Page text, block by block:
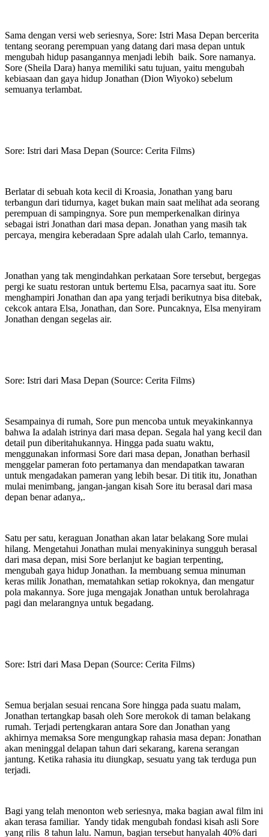
Sama dengan versi web seriesnya, Sore: Istri Masa Depan bercerita
tentang seorang perempuan yang datang dari masa depan untuk
mengubah hidup pasangannya menjadi lebih baik. Sore namanya.
Sore (Sheila Dara) hanya memiliki satu tujuan, yaitu mengubah
kebiasaan dan gaya hidup Jonathan (Dion Wiyoko) sebelum
semuanya terlambat.
Sore: Istri dari Masa Depan (Source: Cerita Films)
Berlatar di sebuah kota kecil di Kroasia, Jonathan yang baru
terbangun dari tidurnya, kaget bukan main saat melihat ada seorang
perempuan di sampingnya. Sore pun memperkenalkan dirinya
sebagai istri Jonathan dari masa depan. Jonathan yang masih tak
percaya, mengira keberadaan Spre adalah ulah Carlo, temannya.
Jonathan yang tak mengindahkan perkataan Sore tersebut, bergegas
pergi ke suatu restoran untuk bertemu Elsa, pacarnya saat itu. Sore
menghampiri Jonathan dan apa yang terjadi berikutnya bisa ditebak,
cekcok antara Elsa, Jonathan, dan Sore. Puncaknya, Elsa menyiram
Jonathan dengan segelas air.
Sore: Istri dari Masa Depan (Source: Cerita Films)
Sesampainya di rumah, Sore pun mencoba untuk meyakinkannya
bahwa Ia adalah istrinya dari masa depan. Segala hal yang kecil dan
detail pun diberitahukannya. Hingga pada suatu waktu,
menggunakan informasi Sore dari masa depan, Jonathan berhasil
menggelar pameran foto pertamanya dan mendapatkan tawaran
untuk mengadakan pameran yang lebih besar. Di titik itu, Jonathan
mulai menimbang, jangan-jangan kisah Sore itu berasal dari masa
depan benar adanya,.
Satu per satu, keraguan Jonathan akan latar belakang Sore mulai
hilang. Mengetahui Jonathan mulai menyakininya sungguh berasal
dari masa depan, misi Sore berlanjut ke bagian terpenting,
mengubah gaya hidup Jonathan. Ia membuang semua minuman
keras milik Jonathan, mematahkan setiap rokoknya, dan mengatur
pola makannya. Sore juga mengajak Jonathan untuk berolahraga
pagi dan melarangnya untuk begadang.
Sore: Istri dari Masa Depan (Source: Cerita Films)
Semua berjalan sesuai rencana Sore hingga pada suatu malam,
Jonathan tertangkap basah oleh Sore merokok di taman belakang
rumah. Terjadi pertengkaran antara Sore dan Jonathan yang
akhirnya memaksa Sore mengungkap rahasia masa depan: Jonathan
akan meninggal delapan tahun dari sekarang, karena serangan
jantung. Ketika rahasia itu diungkap, sesuatu yang tak terduga pun
terjadi.
Bagi yang telah menonton web seriesnya, maka bagian awal film ini
akan terasa familiar. Yandy tidak mengubah fondasi kisah asli Sore
yang rilis 8 tahun lalu. Namun, bagian tersebut hanyalah 40% dari